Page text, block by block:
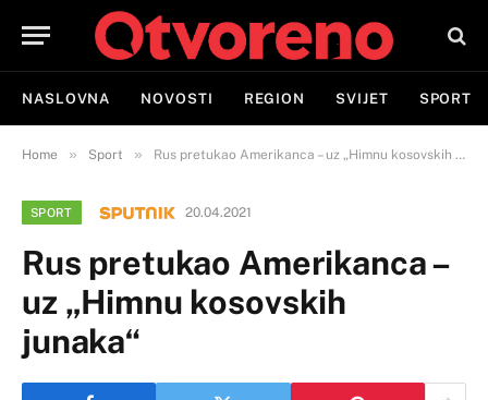
NASLOVNA NOVOSTI REGION SVIJET SPORT
Home » Sport » Rus pretukao Amerikanca – uz „Himnu kosovskih junaka“
SPORT 20.04.2021
Rus pretukao Amerikanca –
uz „Himnu kosovskih
junaka“